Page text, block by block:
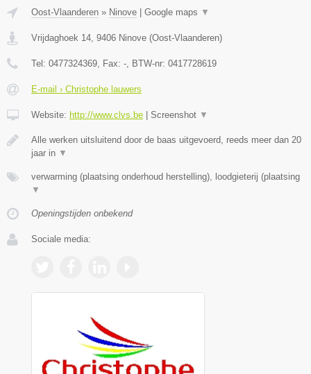
Oost-Vlaanderen » Ninove Google maps ▼
Vrijdaghoek 14, 9406 Ninove (Oost-Vlaanderen)
Tel: 0477324369, Fax: -, BTW-nr: 0417728619
E-mail › Christophe lauwers
Website: http://www.clvs.be Screenshot ▼
Alle werken uitsluitend door de baas uitgevoerd, reeds meer dan 20
jaar in ▼
verwarming (plaatsing onderhoud herstelling), loodgieterij (plaatsing
▼
Openingstijden onbekend
Sociale media: